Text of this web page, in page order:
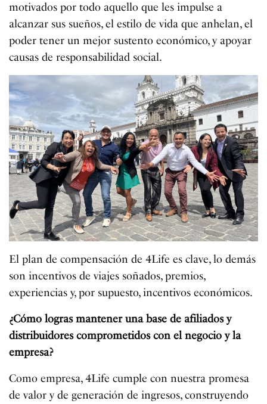
motivados por todo aquello que les impulse a
alcanzar sus sueños, el estilo de vida que anhelan, el
poder tener un mejor sustento económico, y apoyar
causas de responsabilidad social.
El plan de compensación de 4Life es clave, lo demás
son incentivos de viajes soñados, premios,
experiencias y, por supuesto, incentivos económicos.
¿Cómo logras mantener una base de afiliados y
distribuidores comprometidos con el negocio y la
empresa?
Como empresa, 4Life cumple con nuestra promesa
de valor y de generación de ingresos, construyendo